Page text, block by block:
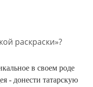
в своем роде
- донести татарскую